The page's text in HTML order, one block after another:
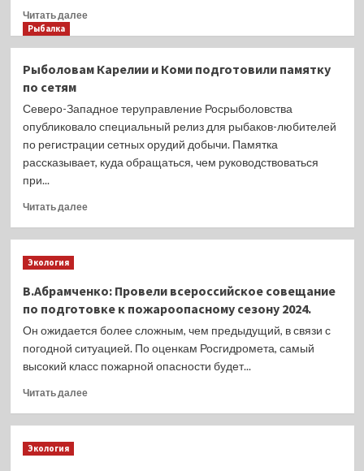
проведено
94
контрольно-
надзорных
мероприятия
следующих
водных
объектах:
по
Ахтарскому
производство
по
уголовному
делу,
отношении
двоих
местных
возрасте
года
и
32
лет
признакам
предусмотренных
Читать далееПрочитать
Заполярья
тему
мышьяка
в
рыбе
Трутневым
Рыбалка
Рыболовам Карелии и Коми подготовили памятку
по сетям
Северо-Западное теруправление Росрыболовства
опубликовало специальный релиз для рыбаков-любителей
по регистрации сетных орудий добычи. Памятка
рассказывает, куда обращаться, чем руководствоваться
при...
Читать далееПрочитать
Коми
подготовили
памятку
сетям
Экология
В.Абрамченко: Провели всероссийское совещание
по подготовке к пожароопасному сезону 2024.
Он ожидается более сложным, чем предыдущий, в связи с
погодной ситуацией. По оценкам Росгидромета, самый
высокий класс пожарной опасности будет...
Читать далееПрочитать
Экология